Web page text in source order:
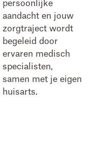
persoonlijke
aandacht en jouw
zorgtraject wordt
begeleid door
ervaren medisch
specialisten,
samen met je eigen
huisarts.